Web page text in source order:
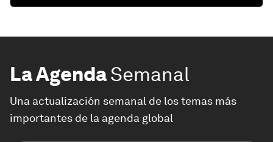
La AgendaSemanal
Una actualización semanal de los temas más
importantes de la agenda global